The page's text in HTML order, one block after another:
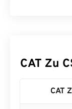
CAT Zu
CAT